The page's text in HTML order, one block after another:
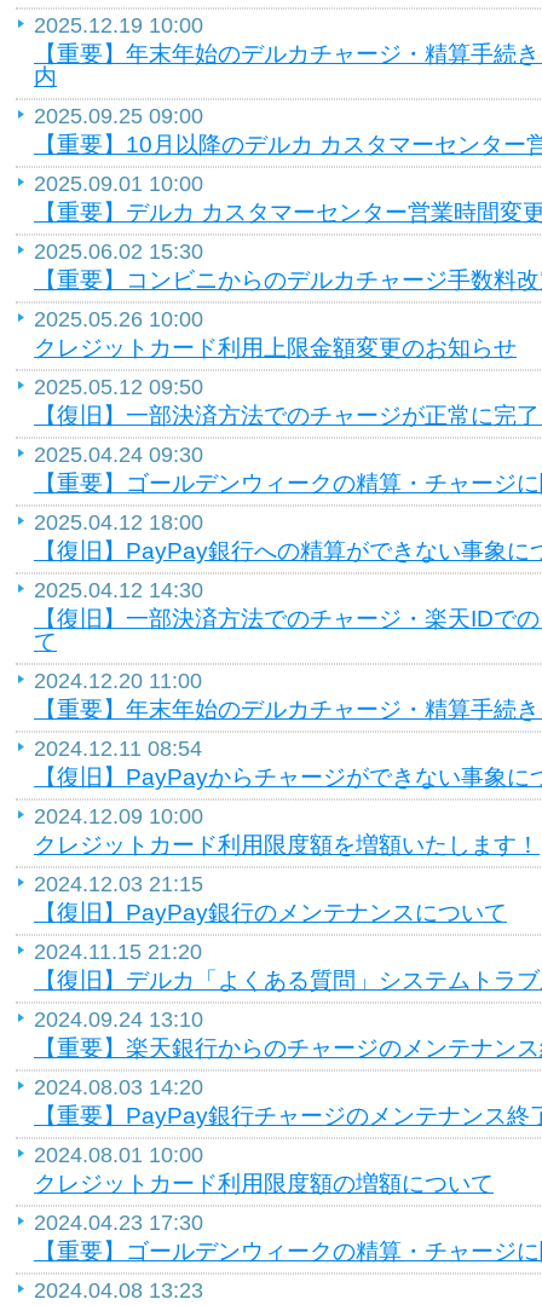
2025.12.19 10:00
【重要】年末年始のデルカチャージ・精算手続
内
2025.09.25 09:00
【重要】10月以降のデルカ カスタマーセンター
2025.09.01 10:00
【重要】デルカ カスタマーセンター営業時間変
2025.06.02 15:30
【重要】コンビニからのデルカチャージ手数料
2025.05.26 10:00
クレジットカード利用上限金額変更のお知らせ
2025.05.12 09:50
【復旧】一部決済方法でのチャージが正常に完
2025.04.24 09:30
【重要】ゴールデンウィークの精算・チャージ
2025.04.12 18:00
【復旧】PayPay銀行への精算ができない事象に
2025.04.12 14:30
【復旧】一部決済方法でのチャージ・楽天IDで
て
2024.12.20 11:00
【重要】年末年始のデルカチャージ・精算手続
2024.12.11 08:54
【復旧】PayPayからチャージができない事象に
2024.12.09 10:00
クレジットカード利用限度額を増額いたします！
2024.12.03 21:15
【復旧】PayPay銀行のメンテナンスについて
2024.11.15 21:20
【復旧】デルカ「よくある質問」システムトラ
2024.09.24 13:10
【重要】楽天銀行からのチャージのメンテナン
2024.08.03 14:20
【重要】PayPay銀行チャージのメンテナンス終
2024.08.01 10:00
クレジットカード利用限度額の増額について
2024.04.23 17:30
【重要】ゴールデンウィークの精算・チャージ
2024.04.08 13:23